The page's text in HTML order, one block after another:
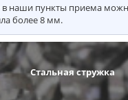
в наши пункты приема
более 8 мм.
Стальная стружка